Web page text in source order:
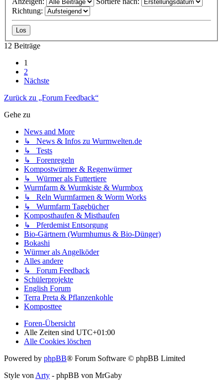
Richtung:
12 Beiträge
1
2
Nächste
Zurück zu „Forum Feedback“
Gehe zu
News and More
↳ News & Infos zu Wurmwelten.de
↳ Tests
↳ Forenregeln
Kompostwürmer & Regenwürmer
↳ Würmer als Futtertiere
Wurmfarm & Wurmkiste & Wurmbox
↳ Reln Wurmfarmen & Worm Works
↳ Wurmfarm Tagebücher
Komposthaufen & Misthaufen
↳ Pferdemist Entsorgung
Bio-Gärtnern (Wurmhumus & Bio-Dünger)
Bokashi
Würmer als Angelköder
Alles andere
↳ Forum Feedback
Schülerprojekte
English Forum
Terra Preta & Pflanzenkohle
Komposttee
Foren-Übersicht
Alle Zeiten sind UTC+01:00
Alle Cookies löschen
Powered by phpBB® Forum Software © phpBB Limited
Style von Arty - phpBB von MrGaby